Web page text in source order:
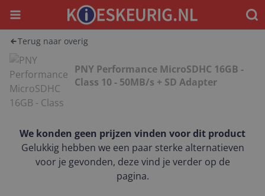
Menu
Terug naar overig
PNY Performance MicroSDHC 16GB -
Class 10 - 50MB/s + SD Adapter
We konden geen prijzen vinden voor dit product
Gelukkig hebben we een paar sterke alternatieven
voor je gevonden, deze vind je verder op de
pagina.